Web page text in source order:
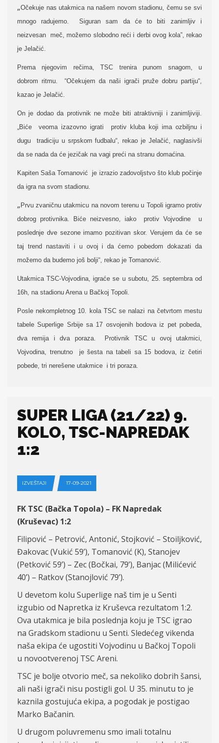
„Očekuje nas utakmica na našem novom stadionu, čemu se svi
mnogo radujemo. Siguran sam da će to biti zanimljiv i
neizvesan meč, možemo slobodno reći i derbi ovog kola”, rekao
je Jelačić.
Prema njegovim rečima, TSC trenira punom snagom, u
dobrom ritmu. “Očekujem da naši igrači pruže dobru partiju“,
kazao je Jelačić.
On je dodao da protivnik ne može biti atraktivniji i zanimljiviji.
„Biće veoma izazovno igrati protiv kluba koji ima ozbiljnu i
dugu tradiciju u srpskom fudbalu“, rekao je Jelačić, naglasivši
da se nada da će jezičak na vagi preći na stranu domaćina.
Kapiten Saša Tomanović je izrazio zadovoljstvo što klub počinje
da igra na svom stadionu.
„ Prvu zvaničnu utakmicu na novom terenu u Topoli igramo protiv
dobrog protivnika. Biće neizvesno, iako protiv Vojvodine u
poslednje dve sezone imamo pozitivan skor. Verujem da će se
taj trend nastaviti i u ovoj i da ćemo pobedom dokazati da
možemo da budemo još bolji“, rekao je Tomanović.
Utakmica TSC-Vojvodina, igraće se u subotu, 25. septembra od
16h, na stadionu Arena u Bačkoj Topoli.
Posle nekompletnog 10. kola TSC se nalazi na četvrtom mestu
tabele Superlige Srbije sa 17 osvojenih bodova iz pet pobeda,
dva remija i dva poraza. Protivnik TSC u ovoj utakmici,
Vojvodina, trenutno je šesta na tabeli sa 15 bodova, iz četiri
pobede, tri nerešene utakmice i tri poraza.
SUPER LIGA (21/22) 9.
KOLO, TSC-NAPREDAK
1:2
IZVEŠTAJI 17-09-2021
FK TSC (Bačka Topola) – FK Napredak
(Kruševac) 1:2
Filipović – Petrović, Antonić, Stojković – Stoiljković,
Đakovac (Vukić 59’), Tomanović (K), Stanojev
(Petković 59’) – Zec (Bočkai, 79’), Banjac (Milićević
40’) – Ratkov (Stanojlović 79’).
U devetom kolu Superlige naš tim je u Senti
izgubio od Napretka iz Kruševca rezultatom 1:2.
Ova utakmica je bila poslednja koju je TSC igrao
na Gradskom stadionu u Senti. Sledećeg vikenda
naša ekipa će ugostiti Vojvodinu u Bačkoj Topoli
u novootverenoj TSC Areni.
TSC je bolje otvorio meč, sa nekoliko dobrih šansi,
ali naši igrači nisu postigli gol. U 35. minutu to je
kaznila gostujuća ekipa, a pogodak je postigao
Marko Bačanin.
U drugom poluvremenu smo imali totalnu